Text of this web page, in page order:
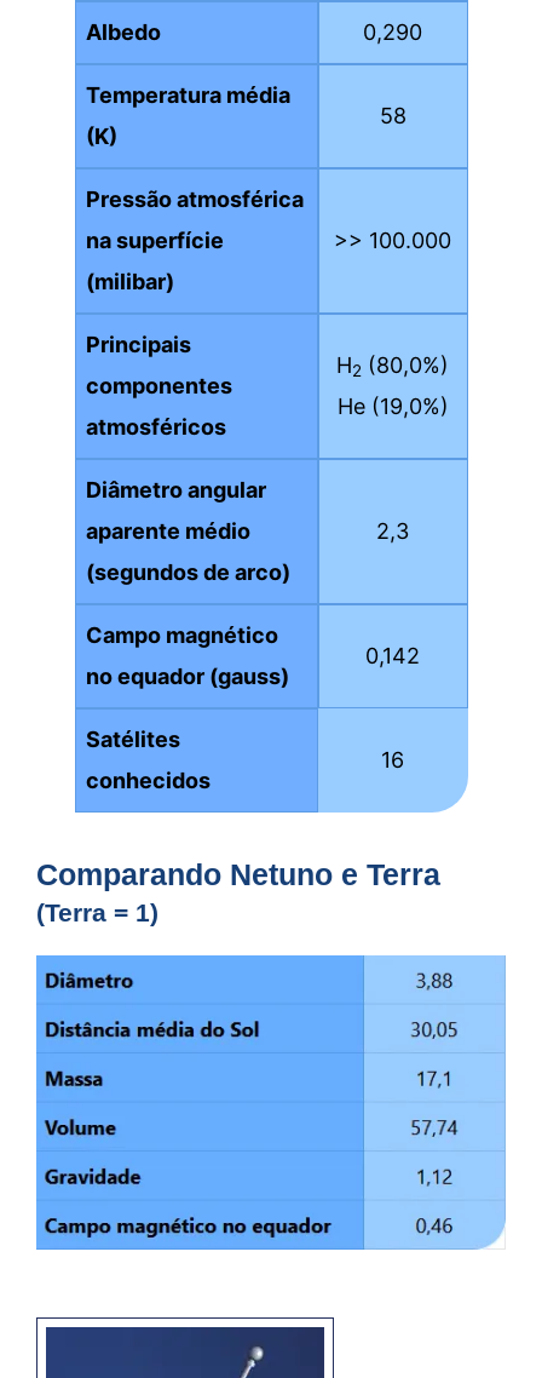
Albedo 0,290
Temperatura média
(K)
58
Pressão atmosférica
na superfície
(milibar)
>> 100.000
Principais
componentes
atmosféricos
H2 (80,0%)
He (19,0%)
Diâmetro angular
aparente médio
(segundos de arco)
2,3
Campo magnético
no equador (gauss)
0,142
Satélites
conhecidos
16
Comparando Netuno e Terra
(Terra = 1)